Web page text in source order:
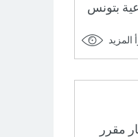
بتونس
المزيد
وهو مستشار مقرر